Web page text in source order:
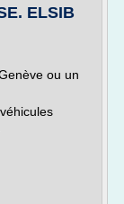
ELSIB
ou un